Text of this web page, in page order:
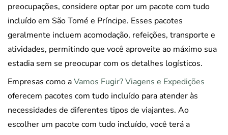
preocupações, considere optar por um pacote com tudo
incluído em São Tomé e Príncipe. Esses pacotes
geralmente incluem acomodação, refeições, transporte e
atividades, permitindo que você aproveite ao máximo sua
estadia sem se preocupar com os detalhes logísticos.
Empresas como aVamos Fugir? Viagens e Expedições
oferecem pacotes com tudo incluído para atender às
necessidades de diferentes tipos de viajantes. Ao
escolher um pacote com tudo incluído, você terá a